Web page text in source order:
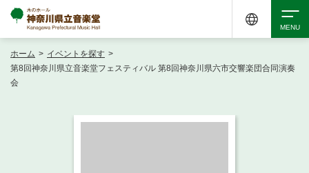
検索
ホーム > イベントを探す >
第8回神奈川県立音楽堂フェスティバル 第8回神奈川県六市交響楽団合同演奏
会